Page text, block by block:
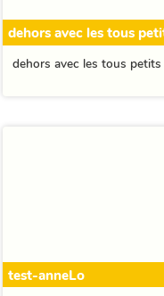
dehors avec les tous
dehors avec les tous petits
test-anneLo